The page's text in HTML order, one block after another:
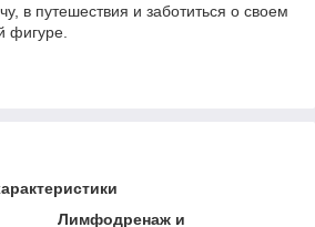
в путешествия и заботиться о своем
фигуре.
Лимфодренаж и